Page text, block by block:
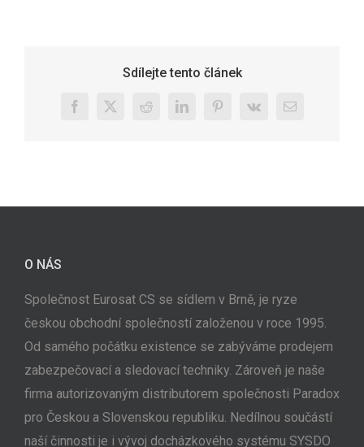
Sdílejte tento článek
Facebook
X RedditLinkedInPinterest
Vk
E-
O NÁS
Společnost Eurosat CS se sídlem v Brně, je ryze
českou obchodní společností založenou v roce 1995.
Od samého počátku existence se zabýváme prodejem
zabezpečovací a sledovací techniky. Zároveň je naše
firma autorizovaným distributorem společnosti Paradox
pro Českou a Slovenskou republiku. Nedílnou součástí
naší činnosti je i vývoj docházkového systému SYSDO